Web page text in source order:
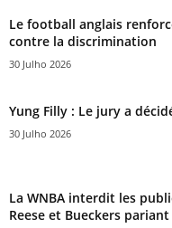
Le football anglais
contre la discrimination
30 Julho 2026
Yung Filly : Le jury a
30 Julho 2026
La WNBA interdit les
Reese et Bueckers